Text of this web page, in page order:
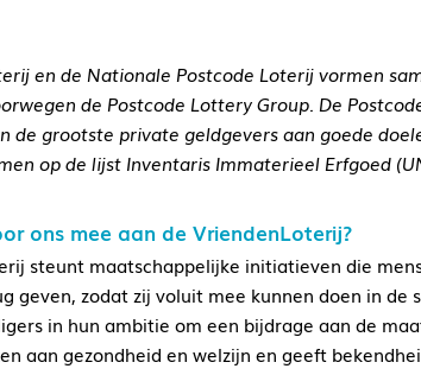
en de Nationale Postcode Loterij vormen
de Postcode Lottery Group. De
de grootste private geldgevers aan goede
op de lijst Inventaris Immaterieel Erfgoed
ons mee aan de VriendenLoterij?
steunt maatschappelijke initiatieven die
geven, zodat zij voluit mee kunnen doen in
in hun ambitie om een bijdrage aan de
aan gezondheid en welzijn en geeft